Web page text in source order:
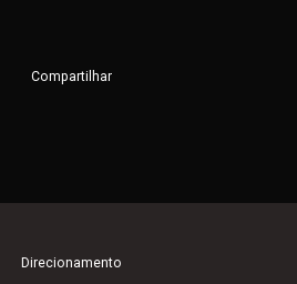
Compartilhar
Direcionamento